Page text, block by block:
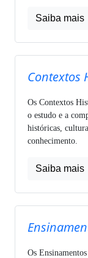
Saiba mais
Contextos
Os Contextos
o estudo e a
históricas,
conhecimento.
Saiba mais
Os